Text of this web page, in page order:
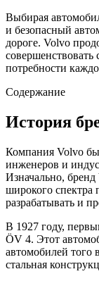
Выбирая
и безопасный
дороге. Volvo
совершенствовать
потребности
Содержание
История
Компания Volvo
инженеров и
Изначально,
широкого спектра
разрабатывать и
В 1927 году,
ÖV 4. Этот
автомобилей того
стальная